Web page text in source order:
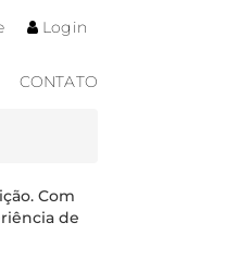
Login
CONTATO
Com
de